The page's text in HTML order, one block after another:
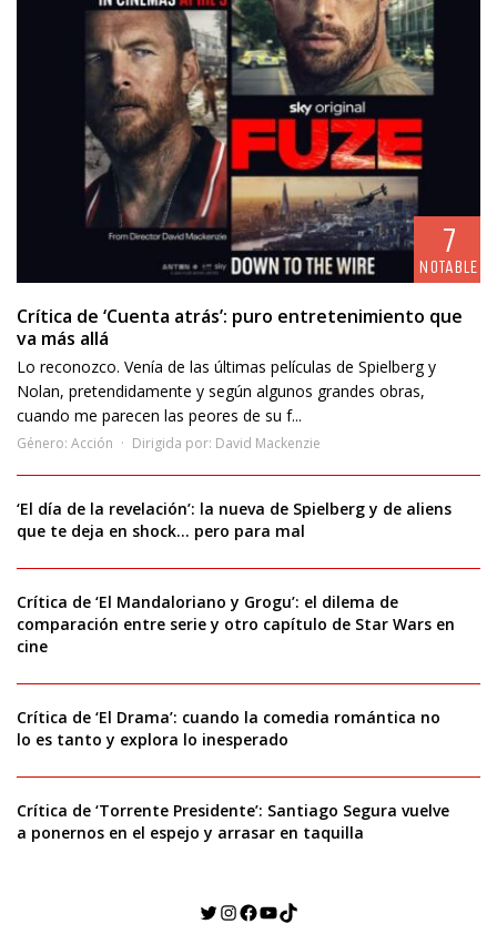
7
NOTABLE
Crítica de ‘Cuenta atrás’: puro entretenimiento que
va más allá
Lo reconozco. Venía de las últimas películas de Spielberg y
Nolan, pretendidamente y según algunos grandes obras,
cuando me parecen las peores de su f...
Género: Acción Dirigida por: David Mackenzie
‘El día de la revelación’: la nueva de Spielberg y de aliens
que te deja en shock… pero para mal
Crítica de ‘El Mandaloriano y Grogu’: el dilema de
comparación entre serie y otro capítulo de Star Wars en
cine
Crítica de ‘El Drama’: cuando la comedia romántica no
lo es tanto y explora lo inesperado
Crítica de ‘Torrente Presidente’: Santiago Segura vuelve
a ponernos en el espejo y arrasar en taquilla
Twitter
Instagram
Facebook
YouTube
TikTok